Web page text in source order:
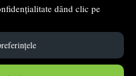
dând clic pe
de
sec